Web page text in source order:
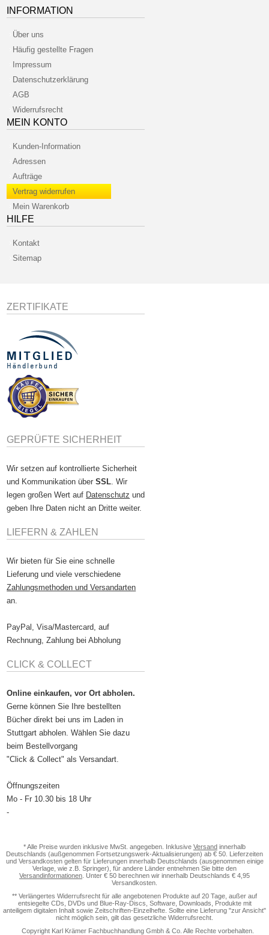
INFORMATION
Über uns
Häufig gestellte Fragen
Impressum
Datenschutzerklärung
AGB
Widerrufsrecht
MEIN KONTO
Kunden-Information
Adressen
Aufträge
Vertrag widerrufen
Mein Warenkorb
HILFE
Kontakt
Sitemap
ZERTIFIKATE
GEPRÜFTE SICHERHEIT
Wir setzen auf kontrollierte Sicherheit
und Kommunikation überSSL. Wir
legen großen Wert auf Datenschutz und
geben Ihre Daten nicht an Dritte weiter.
LIEFERN & ZAHLEN
Wir bieten für Sie eine schnelle
Lieferung und viele verschiedene
Zahlungsmethoden und Versandarten
an.
PayPal, Visa/Mastercard, auf
Rechnung, Zahlung bei Abholung
CLICK & COLLECT
Online einkaufen, vor Ort abholen.
Gerne können Sie Ihre bestellten
Bücher direkt bei uns im Laden in
Stuttgart abholen. Wählen Sie dazu
beim Bestellvorgang
"Click & Collect" als Versandart.
Öffnungszeiten
Mo - Fr 10.30 bis 18 Uhr
-
* Alle Preise wurden inklusive MwSt. angegeben. Inklusive Versand innerhalb
Deutschlands (außgenommen Fortsetzungswerk-Aktualisierungen) ab € 50. Lieferzeiten
und Versandkosten gelten für Lieferungen innerhalb Deutschlands (ausgenommen einige
Verlage, wie z.B. Springer), für andere Länder entnehmen Sie bitte den
Versandinformationen . Unter € 50 berechnen wir innerhalb Deutschlands € 4,95
Versandkosten.
** Verlängertes Widerrufsrecht für alle angebotenen Produkte auf 20 Tage, außer auf
entsiegelte CDs, DVDs und Blue-Ray-Discs, Software, Downloads, Produkte mit
anteiligem digitalen Inhalt sowie Zeitschriften-Einzelhefte. Sollte eine Lieferung "zur Ansicht"
nicht möglich sein, gilt das gesetzliche Widerrufsrecht.
Copyright Karl Krämer Fachbuchhandlung Gmbh & Co. Alle Rechte vorbehalten.